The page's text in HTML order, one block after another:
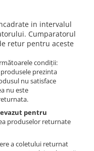
in intervalul
Cumparatorul
retur pentru aceste
condiții:
prezinta
nu satisface
nu este
pentru
produselor returnate
a coletului returnat